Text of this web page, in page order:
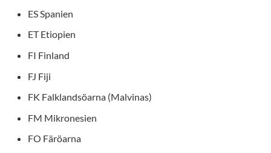
ES Spanien
ET Etiopien
FI Finland
FJ Fiji
FK Falklandsöarna (Malvinas)
FM Mikronesien
FO Färöarna